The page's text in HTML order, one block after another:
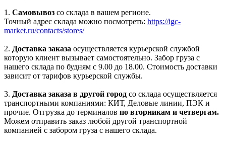
1. Самовывоз со склада в вашем регионе.
Точный адрес склада можно посмотреть: https://igc-
market.ru/contacts/stores/
2. Доставка заказа осуществляется курьерской службой
которую клиент вызывает самостоятельно. Забор груза с
нашего склада по будням с 9.00 до 18.00. Стоимость доставки
зависит от тарифов курьерской службы.
3. Доставка заказа в другой город со склада осуществляется
транспортными компаниями: КИТ, Деловые линии, ПЭК и
прочие. Отгрузка до терминалов по вторникам и четвергам.
Можем отправить заказ любой другой транспортной
компанией с забором груза с нашего склада.